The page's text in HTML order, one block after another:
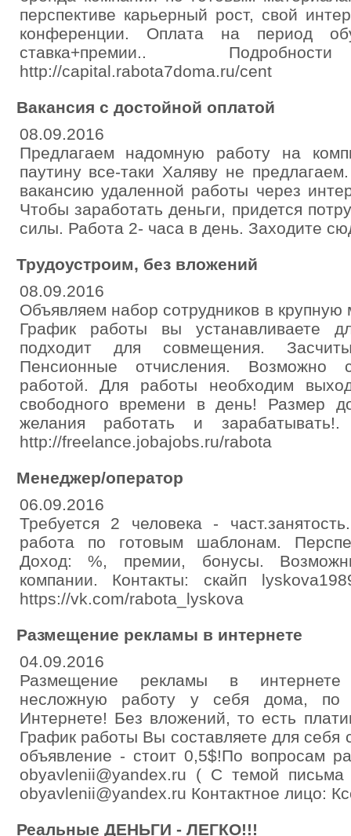
перспективе карьерный рост, свой
конференции. Оплата на период
ставка+премии..
http://capital.rabota7doma.ru/cent
Вакансия с достойной оплатой
08.09.2016
Предлагаем надомную работу на
паутину все-таки Халяву не
вакансию удаленной работы через
Чтобы заработать деньги, придется
силы. Работа 2- часа в день. Заходите
Трудоустроим, без вложений
08.09.2016
Объявляем набор сотрудников в
График работы вы устанавливаете
подходит для совмещения.
Пенсионные отчисления. Возможно
работой. Для работы необходим
свободного времени в день! Размер
желания работать и
http://freelance.jobajobs.ru/rabota
Менеджер/оператор
06.09.2016
Требуется 2 человека -
работа по готовым шаблонам.
Доход: %, премии, бонусы.
компании. Контакты: скайп
https://vk.com/rabota_lyskova
Размещение рекламы в интернете
04.09.2016
Размещение рекламы в интернете
несложную работу у себя дома,
Интернете! Без вложений, то есть
График работы Вы составляете для
объявление - стоит 0,5$!По вопросам
obyavlenii@yandex.ru ( С темой
obyavlenii@yandex.ru Контактное лицо:
Реальные ДЕНЬГИ - ЛЕГКО!!!